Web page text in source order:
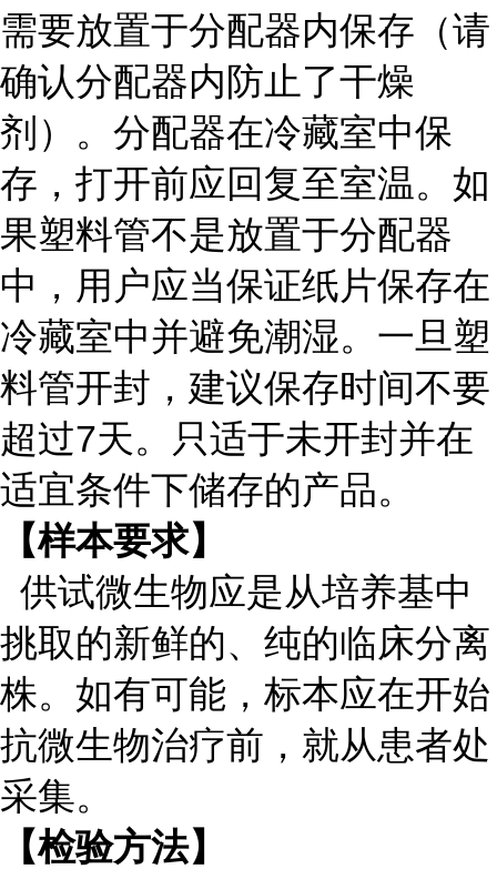
需要放置于分配器内保存（请
确认分配器内防止了干燥
剂）。分配器在冷藏室中保
存，打开前应回复至室温。如
果塑料管不是放置于分配器
中，用户应当保证纸片保存在
冷藏室中并避免潮湿。一旦塑
料管开封，建议保存时间不要
超过7天。只适于未开封并在
适宜条件下储存的产品。
【样本要求】
供试微生物应是从培养基中
挑取的新鲜的、纯的临床分离
株。如有可能，标本应在开始
抗微生物治疗前，就从患者处
采集。
【检验方法】